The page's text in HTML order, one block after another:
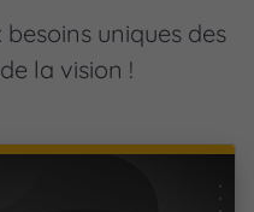
besoins uniques des
la vision !